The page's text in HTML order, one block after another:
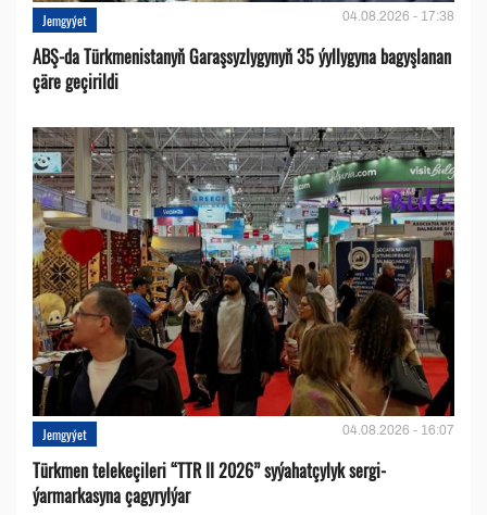
Jemgyýet 04.08.2026 - 17:38
ABŞ-da Türkmenistanyň Garaşsyzlygynyň 35 ýyllygyna bagyşlanan
çäre geçirildi
Jemgyýet 04.08.2026 - 16:07
Türkmen telekeçileri “TTR II 2026” syýahatçylyk sergi-
ýarmarkasyna çagyrylýar